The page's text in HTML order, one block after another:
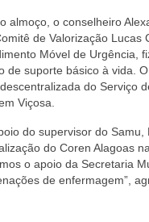
Técnica
Público
almoço, o conselheiro
de Valorização Lucas
Móvel de Urgência,
de suporte básico à vida.
do Serviço
Viçosa.
do supervisor do Samu,
do Coren Alagoas
o apoio da Secretaria
de enfermagem”,